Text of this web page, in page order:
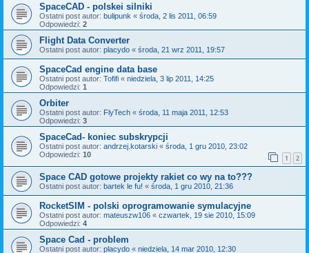
SpaceCAD - polskei silniki
Ostatni post autor: bulipunk « środa, 2 lis 2011, 06:59
Odpowiedzi: 2
Flight Data Converter
Ostatni post autor: placydo « środa, 21 wrz 2011, 19:57
SpaceCad engine data base
Ostatni post autor: Tofifi « niedziela, 3 lip 2011, 14:25
Odpowiedzi: 1
Orbiter
Ostatni post autor: FlyTech « środa, 11 maja 2011, 12:53
Odpowiedzi: 3
SpaceCad- koniec subskrypcji
Ostatni post autor: andrzej.kotarski « środa, 1 gru 2010, 23:02
Odpowiedzi: 10 1 2
Space CAD gotowe projekty rakiet co wy na to???
Ostatni post autor: bartek le fu! « środa, 1 gru 2010, 21:36
RocketSIM - polski oprogramowanie symulacyjne
Ostatni post autor: mateuszw106 « czwartek, 19 sie 2010, 15:09
Odpowiedzi: 4
Space Cad - problem
Ostatni post autor: placydo « niedziela, 14 mar 2010, 12:30